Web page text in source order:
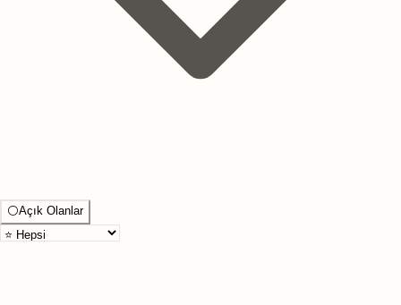
⚪Açık Olanlar